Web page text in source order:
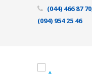
(044) 466 87
(094) 954 25 46